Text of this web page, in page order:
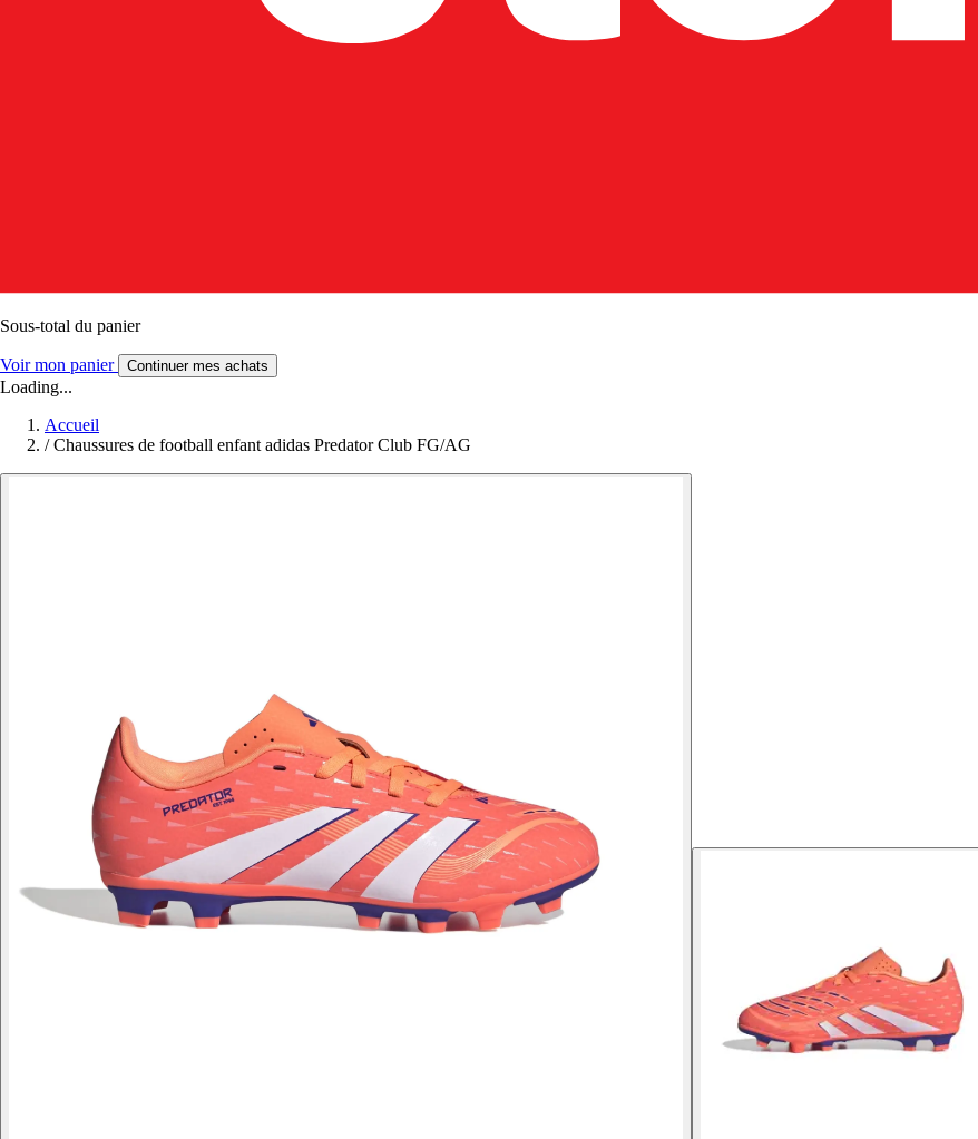
Sous-total du panier
Voir mon panier Continuer mes achats
Loading...
Accueil
/ Chaussures de football enfant adidas Predator Club FG/AG